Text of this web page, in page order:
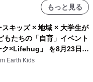
もっと見る
スキッズ × 地域 × 大学生が
もたちの「自育」イベント
ク×Lifehug」 を8月23日
Earth Kids